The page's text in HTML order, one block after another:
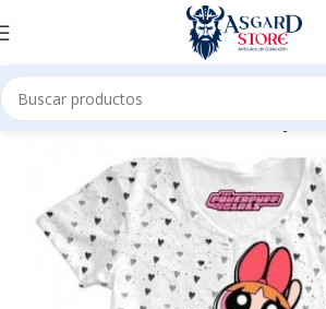
Inicio Tienda Prendas de vestir Mujer